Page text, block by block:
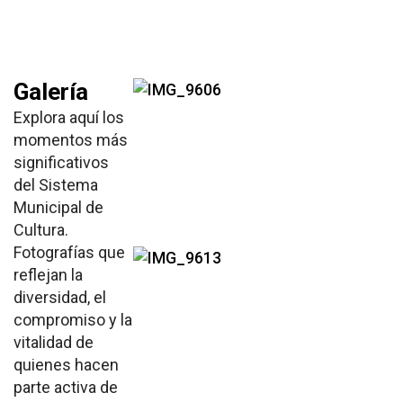
Galería
Explora aquí los
momentos más
significativos
del Sistema
Municipal de
Cultura.
Fotografías que
reflejan la
diversidad, el
compromiso y la
vitalidad de
quienes hacen
parte activa de